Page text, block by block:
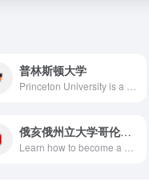
普林斯顿大学
俄亥俄州立大学哥伦布分校 (Ohio State University)